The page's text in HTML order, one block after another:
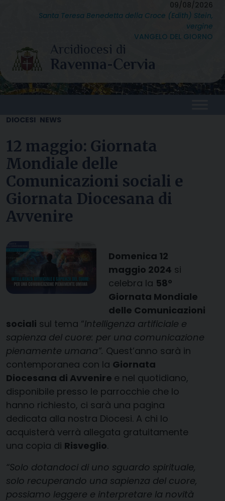
09/08/2026
Santa Teresa Benedetta della Croce (Edith) Stein,
vergine
VANGELO DEL GIORNO
DIOCESI NEWS
12 maggio: Giornata
Mondiale delle
Comunicazioni sociali e
Giornata Diocesana di
Avvenire
Domenica 12
maggio 2024 si
celebra la 58°
Giornata Mondiale
delle Comunicazioni
sociali sul tema “Intelligenza artificiale e
sapienza del cuore: per una comunicazione
pienamente umana”. Quest’anno sarà in
contemporanea con la Giornata
Diocesana di Avvenire e nel quotidiano,
disponibile presso le parrocchie che lo
hanno richiesto, ci sarà una pagina
dedicata alla nostra Diocesi. A chi lo
acquisterà verrà allegata gratuitamente
una copia di Risveglio.
“Solo dotandoci di uno sguardo spirituale,
solo recuperando una sapienza del cuore,
possiamo leggere e interpretare la novità